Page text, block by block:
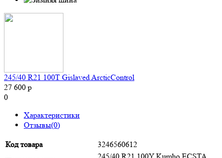
245/40 R21 100T Gislaved ArcticControl
27 600 р
0
Характеристики
Отзывы(0)
Код товара
3246560612
245/40 R21 100Y Kumho ECSTA